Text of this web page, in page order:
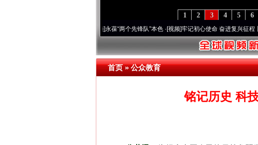
6
5
4
3
2
1
永葆“两个先锋队”本色·[视频]牢记初心使命 奋进复兴征程丨宝塔山下好光
首页»公众教育
铭记历史 科